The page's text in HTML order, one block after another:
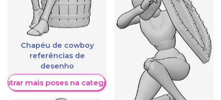
Chapéu de cowboy
referências de
desenho
mais poses na categoria